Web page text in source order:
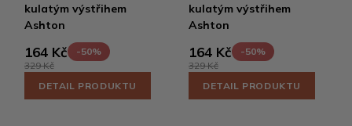
kulatým výstřihem
Ashton
164 Kč
-50%
329 Kč
DETAIL PRODUKTU
kulatým výstřihem
Ashton
164 Kč
-50%
329 Kč
DETAIL PRODUKTU